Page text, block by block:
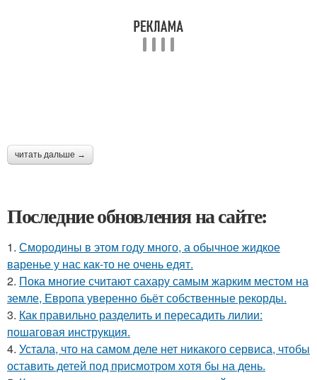
читать дальше →
Последние обновления на сайте:
1. Смородины в этом году много, а обычное жидкое
варенье у нас как-то не очень едят.
2. Пока многие считают сахару самым жарким местом на
земле, Европа уверенно бьёт собственные рекорды.
3. Как правильно разделить и пересадить лилии:
пошаговая инструкция.
4. Устала, что на самом деле нет никакого сервиса, чтобы
оставить детей под присмотром хотя бы на день.